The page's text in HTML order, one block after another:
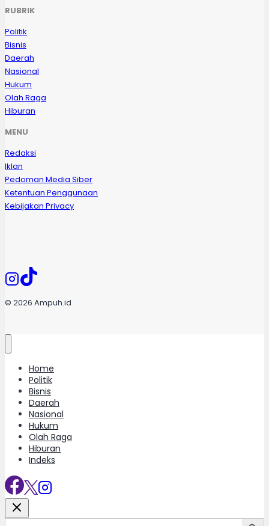
RUBRIK
Politik
Bisnis
Daerah
Nasional
Hukum
Olah Raga
Hiburan
MENU
Redaksi
Iklan
Pedoman Media Siber
Ketentuan Penggunaan
Kebijakan Privacy
© 2026 Ampuh.id
Home
Politik
Bisnis
Daerah
Nasional
Hukum
Olah Raga
Hiburan
Indeks
Search Search Button